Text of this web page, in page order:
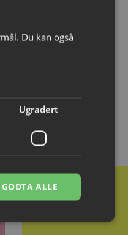
Du kan også
Ugradert
GODTA ALLE